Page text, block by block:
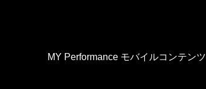
MY Performance モバイルコンテンツ